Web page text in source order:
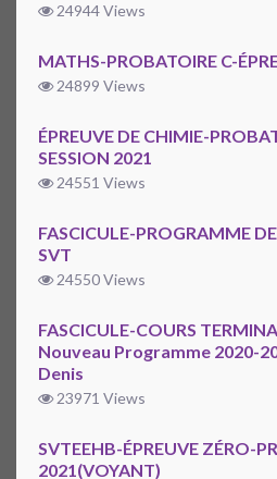
24944 Views
MATHS-PROBATOIRE C-
24899 Views
ÉPREUVE DE CHIMIE-
SESSION 2021
24551 Views
FASCICULE-PROGRAMME
SVT
24550 Views
FASCICULE-COURS
Nouveau Programme 2020-
Denis
23971 Views
SVTEEHB-ÉPREUVE ZÉRO-
2021(VOYANT)